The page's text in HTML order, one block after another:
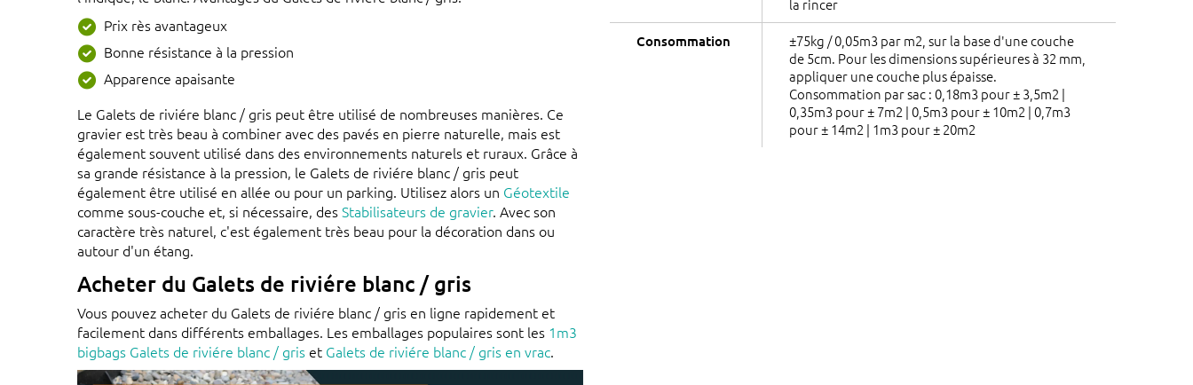
Prix rès avantageux
Bonne résistance à la pression
Apparence apaisante
Le Galets de riviére blanc / gris peut être utilisé de nombreuses manières. Ce
gravier est très beau à combiner avec des pavés en pierre naturelle, mais est
également souvent utilisé dans des environnements naturels et ruraux. Grâce à
sa grande résistance à la pression, le Galets de riviére blanc / gris peut
également être utilisé en allée ou pour un parking. Utilisez alors un Géotextile
comme sous-couche et, si nécessaire, desStabilisateurs de gravier. Avec son
caractère très naturel, c'est également très beau pour la décoration dans ou
autour d'un étang.
Acheter du Galets de riviére blanc / gris
Vous pouvez acheter du Galets de riviére blanc / gris en ligne rapidement et
facilement dans différents emballages. Les emballages populaires sont les 1m3
bigbags Galets de riviére blanc / gris et Galets de riviére blanc / gris en vrac.
la rincer
Consommation
±75kg / 0,05m3 par m2, sur la base d'une couche
de 5cm. Pour les dimensions supérieures à 32 mm,
appliquer une couche plus épaisse.
Consommation par sac : 0,18m3 pour ± 3,5m2 |
0,35m3 pour ± 7m2 | 0,5m3 pour ± 10m2 | 0,7m3
pour ± 14m2 | 1m3 pour ± 20m2